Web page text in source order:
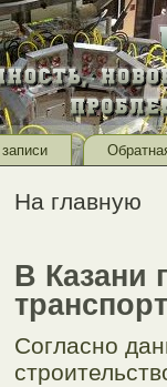
На главную
В Казани
Согласно